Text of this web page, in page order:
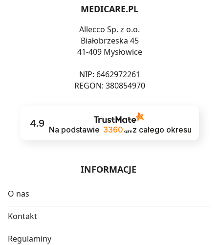
MEDICARE.PL
Allecco Sp. z o.o.
Białobrzeska 45
41-409 Mysłowice
NIP: 6462972261
REGON: 380854970
4.9
Na podstawie 3360 opinii z całego okresu
INFORMACJE
O nas
Kontakt
Regulaminy